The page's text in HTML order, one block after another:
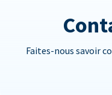
Faites-nous savoir